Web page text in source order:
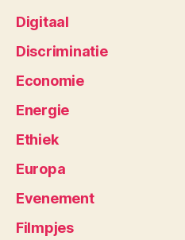
Digitaal
Discriminatie
Economie
Energie
Ethiek
Europa
Evenement
Filmpjes